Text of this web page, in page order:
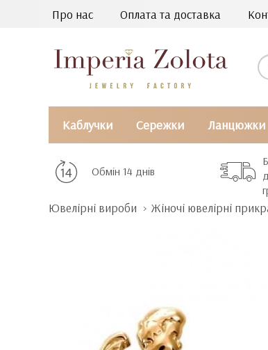
Про нас Оплата та доставка
Каблучки Сережки Ланцюжки
Обмін 14 днів
Ювелірні вироби Жіночі ювелірні